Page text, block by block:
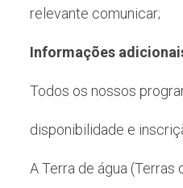
relevante comunicar;
Informações
Todos os nossos
disponibilidade e
A Terra de água (Terras